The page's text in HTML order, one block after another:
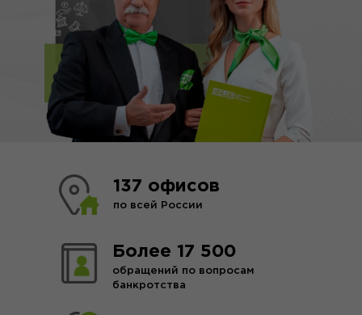
обращений по вопросам
банкротства
Более 17 500
по всей России
137 офисов